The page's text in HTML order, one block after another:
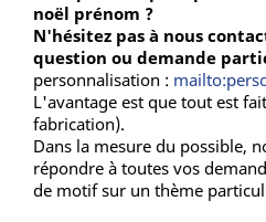
noël prénom ?
N'hésitez pas à nous
question ou demande
personnalisation :
L'avantage est que tout est
fabrication).
Dans la mesure du possible,
répondre à toutes vos
de motif sur un thème